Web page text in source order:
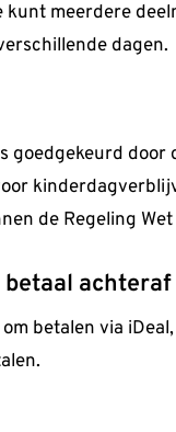
kunt meerdere
dagen.
goedgekeurd door
de Regeling
betaal achteraf
betalen via